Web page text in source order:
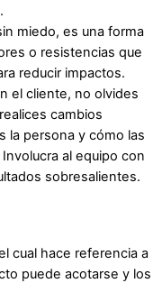
miedo, es una forma
o resistencias que
reducir impactos.
el cliente, no olvides
cambios
la persona y cómo las
al equipo con
sobresalientes.
cual hace referencia a
puede acotarse y los